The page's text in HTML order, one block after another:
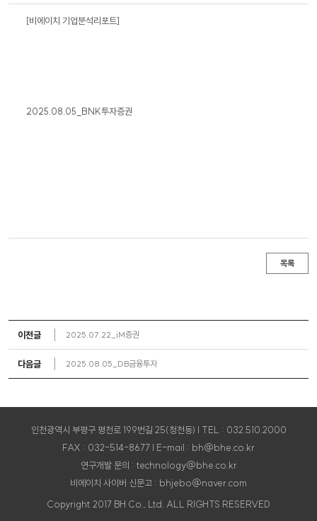
[비에이치 기업분석리포트]
2025.08.05_BNK투자증권
목록
이전글 2025.07.22_iM증권
다음글 2025.08.05_DB금융투자
인천광역시 부평구 평천로 199번길 25(청천동) | TEL : 032.510.2000
FAX : 032-514-8677 | E-mail : bh@bhe.co.kr
연구개발 문의 : technology@bhe.co.kr
비에이치 사이버 신문고 : bhjebo@naver.com
Copyright 2017 BH Co., Ltd. ALL RIGHTS RESERVED